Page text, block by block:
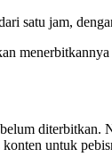
satu jam,
diterbitkan.
untuk